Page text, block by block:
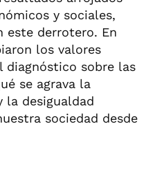
y sociales,
este derrotero. En
los valores
diagnóstico sobre las
se agrava la
la desigualdad
sociedad desde